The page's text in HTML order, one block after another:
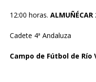
12:00 horas. ALMUÑÉCAR
Cadete 4ª Andaluza
Campo de Fútbol de